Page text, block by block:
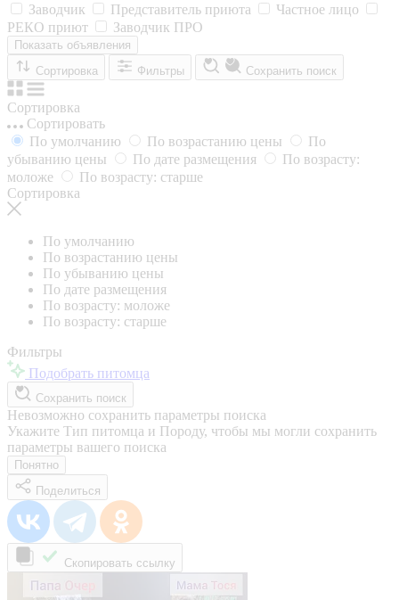
Заводчик
Представитель приюта
Частное лицо
РЕКО приют
Заводчик ПРО
Показать объявления
Сортировка
Фильтры Сохранить поиск
Сортировка
Сортировать
По умолчанию
По возрастанию цены
По
убыванию цены
По дате размещения
По возрасту:
моложе
По возрасту: старше
Сортировка
По умолчанию
По возрастанию цены
По убыванию цены
По дате размещения
По возрасту: моложе
По возрасту: старше
Фильтры
Подобрать питомца
Сохранить поиск
Невозможно сохранить параметры поиска
Укажите Тип питомца и Породу, чтобы мы могли сохранить
параметры вашего поиска
Понятно
Поделиться
Скопировать ссылку